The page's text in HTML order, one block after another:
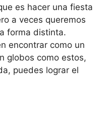
es hacer una fiesta
a veces queremos
forma distinta.
encontrar como un
globos como estos,
puedes lograr el